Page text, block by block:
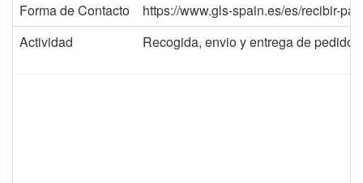
Forma de Contacto
https://www.gls-spain.es/es/recibir-
Actividad
Recogida, envio y entrega de